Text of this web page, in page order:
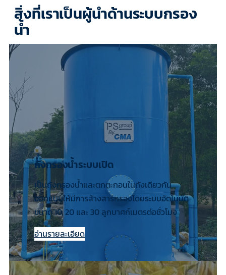
สิ่งที่เราเป็นผู้นำด้านระบบกรอง
น้ำ
ถังกรองน้ำระบบเปิด
เป็นถังกรองน้ำและตกตะกอนในถังเดียวกัน
ออกแบบให้มีการล้างสารกรองโดยระบบอัตโนมัติ
ขนาด 10, 20 และ 30 ลูกบาศก์เมตรต่อชั่วโมง
อ่านรายละเอียด